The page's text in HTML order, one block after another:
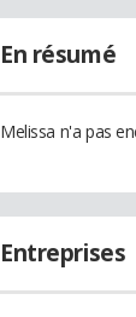
En résumé
Melissa n'a pas
Entreprises